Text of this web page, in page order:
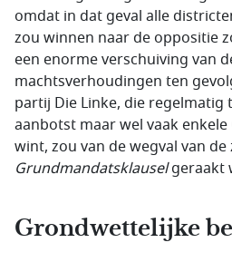
omdat in dat geval alle
zou winnen naar de oppositie
een enorme verschuiving van
machtsverhoudingen ten
partij Die Linke, die regelmatig
aanbotst maar wel vaak
wint, zou van de wegval van
Grundmandatsklauselgeraakt
Grondwettelijke